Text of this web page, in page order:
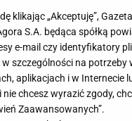
klikając „Akceptuję”,
S.A. będąca spółką
e-mail czy identyfikatory
szczególności na
aplikacjach i w Internecie
chcesz wyrazić zgody,
Zaawansowanych”.